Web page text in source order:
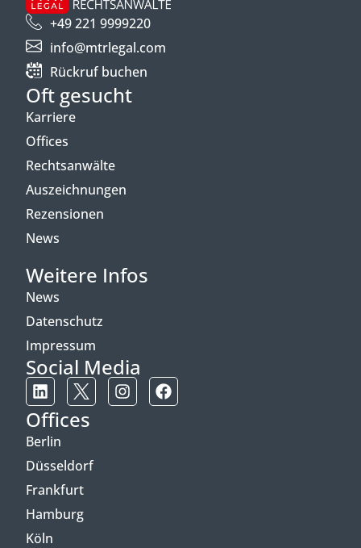
+49 221 9999220
info@mtrlegal.com
Rückruf buchen
Oft gesucht
Karriere
Offices
Rechtsanwälte
Auszeichnungen
Rezensionen
News
Weitere Infos
News
Datenschutz
Impressum
Social Media
Offices
Berlin
Düsseldorf
Frankfurt
Hamburg
Köln